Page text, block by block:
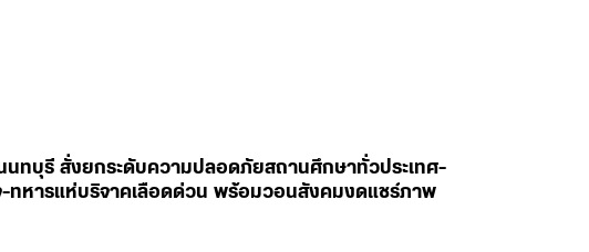
นทบุรี สั่งยกระดับความปลอดภัยสถานศึกษาทั่วประเทศ-
-ทหารแห่บริจาคเลือดด่วน พร้อมวอนสังคมงดแชร์ภาพ